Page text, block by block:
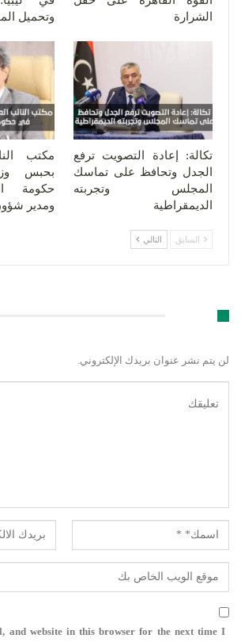
الشرارة
وتحميل
تكالة: إعادة التصويت ترفع
الجدل وتحافظ على تماسك
المجلس وتجربته
الديمقراطية
مكتب
بحبس
حكومة
ومدير
السابق التالي
لن يتم نشر عنوان بريدك الإلكتروني.
and website in this browser for the next time I